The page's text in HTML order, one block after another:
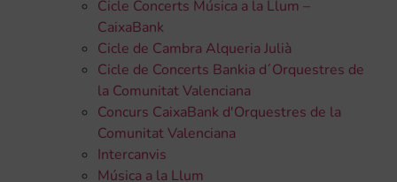
Cicle Concerts Música a la Llum –
CaixaBank
Cicle de Cambra Alqueria Julià
Cicle de Concerts Bankia d´Orquestres de
la Comunitat Valenciana
Concurs CaixaBank d'Orquestres de la
Comunitat Valenciana
Intercanvis
Música a la Llum